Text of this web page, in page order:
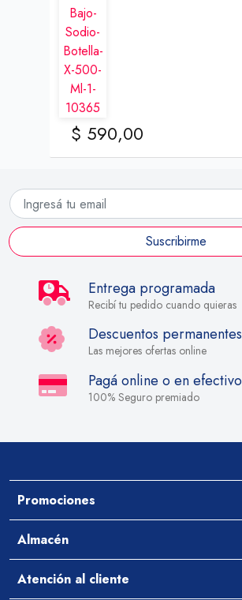
$ 590,00
Suscribirme
Entrega programada
Recibí tu pedido cuando quieras
Descuentos permanentes
Las mejores ofertas online
Pagá online o en efectivo
100% Seguro premiado
Promociones
Almacén
Arroz y Legumbres
Atención al cliente